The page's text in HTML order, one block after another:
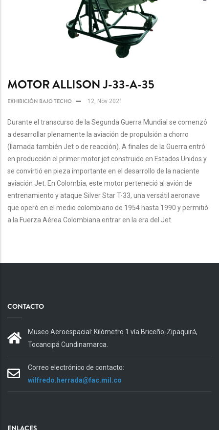
MOTOR ALLISON J-33-A-35
EXHIBICIÓN BAJO TECHO 12, Nov 2021
Durante el transcurso de la Segunda Guerra Mundial se comenzó
a desarrollar plenamente la aviación de propulsión a chorro
(llamada también Jet o de reacción). A finales de la Guerra entró
en producción el primer motor jet construido en Estados Unidos y
se convirtió en pieza importante en el desarrollo de la naciente
aviación Jet. En Colombia, este motor perteneció al avión de
entrenamiento y ataque Silver Star T-33, una versátil aeronave
que operó en el medio colombiano de 1954 hasta 1990 y permitió
a la Fuerza Aérea Colombiana entrar en la era del Jet.
CONTACTO
Museo Aeroespacial: Kilómetro 1 vía Briceño-Zipaquirá,
Tocancipá Cundinamarca.
Correo electrónico de contacto:
wilfredo.herrada@fac.mil.co